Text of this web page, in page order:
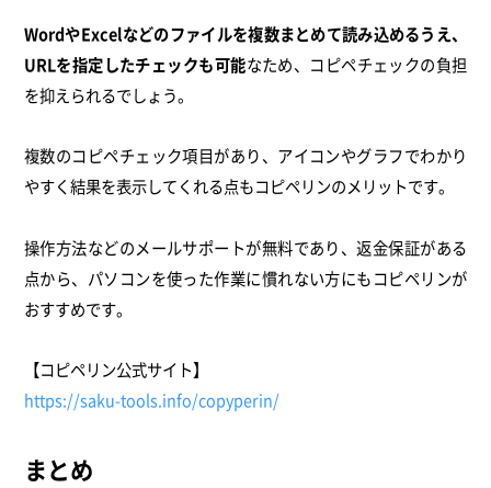
WordやExcelなどのファイルを複数まとめて読み込めるうえ、
URLを指定したチェックも可能なため、コピペチェックの負担
を抑えられるでしょう。
複数のコピペチェック項目があり、アイコンやグラフでわかり
やすく結果を表示してくれる点もコピペリンのメリットです。
操作方法などのメールサポートが無料であり、返金保証がある
点から、パソコンを使った作業に慣れない方にもコピペリンが
おすすめです。
【コピペリン公式サイト】
https://saku-tools.info/copyperin/
まとめ